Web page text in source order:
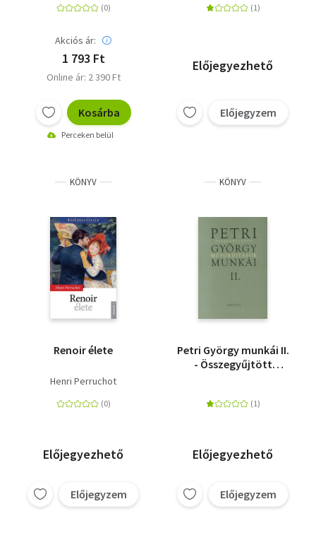
Akciós ár:
1 793 Ft
Online ár: 2 390 Ft
Kosárba
Perceken belül
Előjegyezhető
Előjegyzem
KÖNYV
Renoir élete
Henri Perruchot
Előjegyezhető
Előjegyzem
KÖNYV
Petri György munkái II.
- Összegyűjtött
Előjegyezhető
Előjegyzem